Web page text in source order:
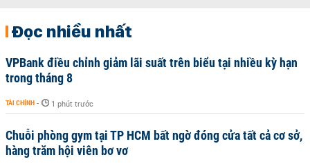
Đọc nhiều nhất
VPBank điều chỉnh giảm lãi suất trên biểu tại nhiều kỳ hạn
trong tháng 8
TÀI CHÍNH - 1 phút trước
Chuỗi phòng gym tại TP HCM bất ngờ đóng cửa tất cả cơ sở,
hàng trăm hội viên bơ vơ